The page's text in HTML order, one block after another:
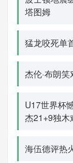
塔图姆
猛龙咬死单
杰伦·布朗
U17世界杯
杰21+9独木
海伍德评热